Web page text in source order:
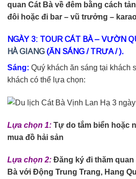
quan Cát Bà về đêm bằng cách
đôi hoặc đi bar – vũ trưởng –
NGÀY 3: TOUR CÁT BÀ – VƯỜN
HÀ GIANG (ĂN SÁNG / TRƯA / ).
Sáng: Quý khách ăn sáng tại khách
khách có thể lựa chọn:
Lựa chọn 1: Tự do tắm biển hoặc
mua đồ hải sản
Lựa chọn 2: Đăng ký đi thăm
Bà với Động Trung Trang, Hang